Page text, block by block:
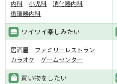
内科 小児科
消化器内科
循環器内科
ワイワイ楽しみたい
居酒屋
ファミリーレストラン
カラオケ
ゲームセンター
買い物をしたい